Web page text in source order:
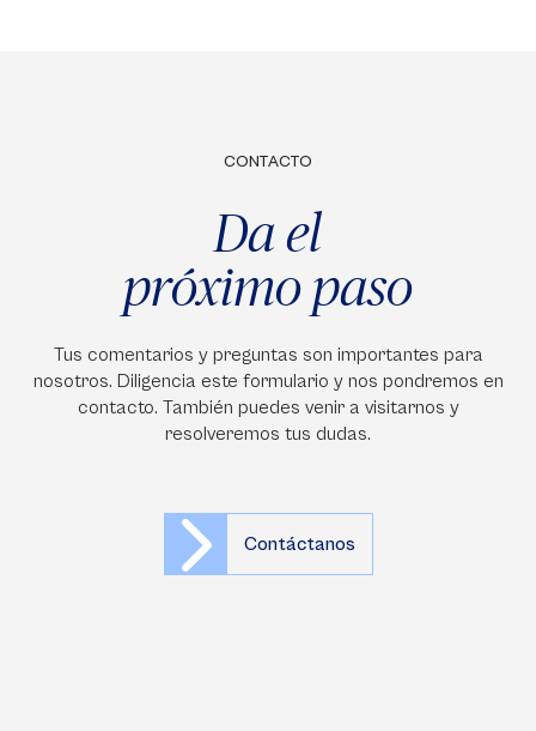
CONTACTO
Da el
próximo paso
Tus comentarios y preguntas son importantes para
nosotros. Diligencia este formulario y nos pondremos en
contacto. También puedes venir a visitarnos y
resolveremos tus dudas.
Contáctanos